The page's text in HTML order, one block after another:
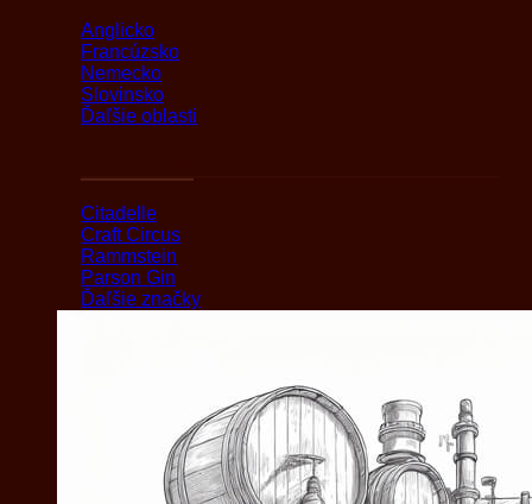
Anglicko
Francúzsko
Nemecko
Slovinsko
Ďaľšie oblasti
Citadelle
Craft Circus
Rammstein
Parson Gin
Ďaľšie značky